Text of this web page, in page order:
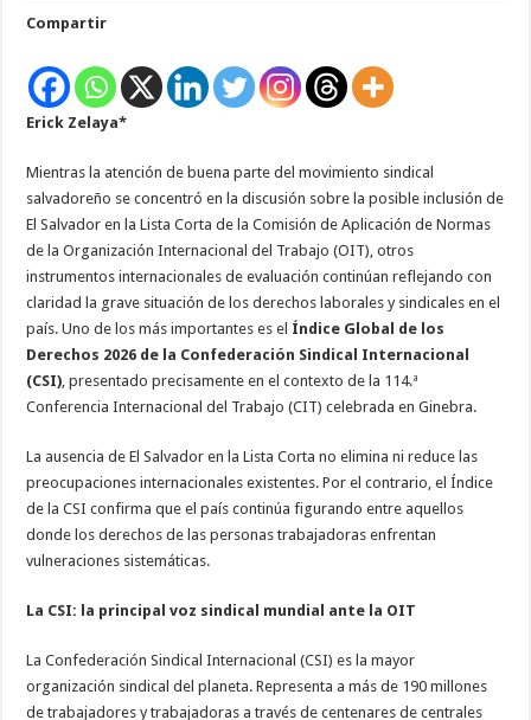
El
Salvador
continúa
CSI
plena
Internacional
del
Trabajo
de
OIT
en
Ginebra.
Compartir
Erick Zelaya*
Mientras la atención de buena parte del movimiento sindical
salvadoreño se concentró en la discusión sobre la posible inclusión de
El Salvador en la Lista Corta de la Comisión de Aplicación de Normas
de la Organización Internacional del Trabajo (OIT), otros
instrumentos internacionales de evaluación continúan reflejando con
claridad la grave situación de los derechos laborales y sindicales en el
país. Uno de los más importantes es el Índice Global de los
Derechos 2026 de la Confederación Sindical Internacional
(CSI), presentado precisamente en el contexto de la 114.ª
Conferencia Internacional del Trabajo (CIT) celebrada en Ginebra.
La ausencia de El Salvador en la Lista Corta no elimina ni reduce las
preocupaciones internacionales existentes. Por el contrario, el Índice
de la CSI confirma que el país continúa figurando entre aquellos
donde los derechos de las personas trabajadoras enfrentan
vulneraciones sistemáticas.
La CSI: la principal voz sindical mundial ante la OIT
La Confederación Sindical Internacional (CSI) es la mayor
organización sindical del planeta. Representa a más de 190 millones
de trabajadores y trabajadoras a través de centenares de centrales